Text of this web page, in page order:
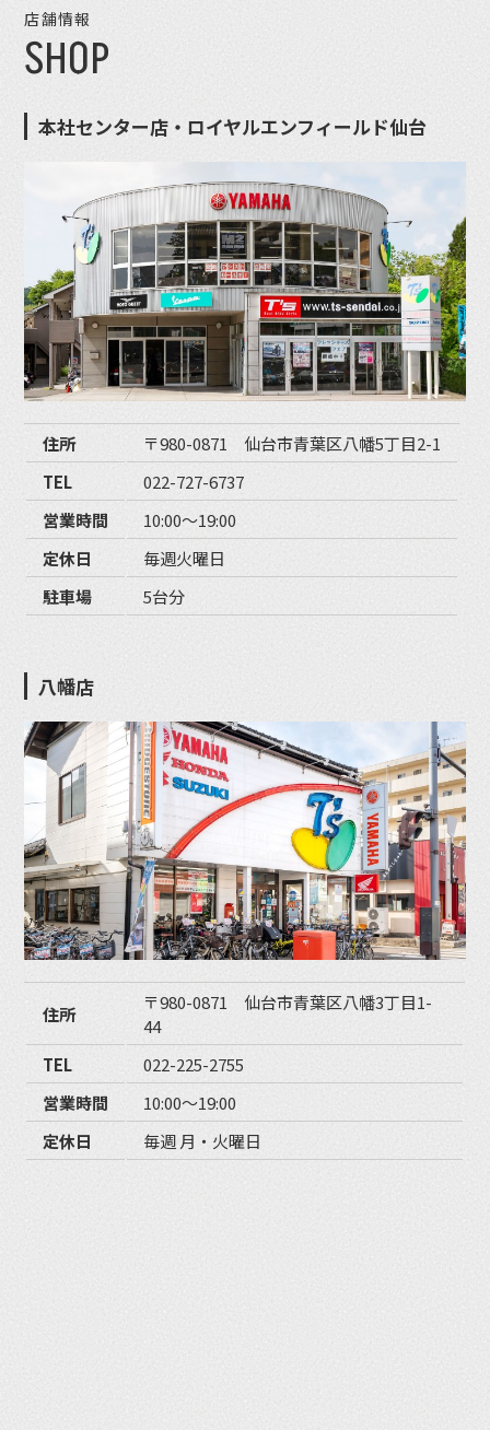
店舗情報
SHOP
本社センター店・ロイヤルエンフィールド仙台
住所
〒980-0871 仙台市青葉区八幡5丁目2-1
TEL
022-727-6737
営業時間
10:00〜19:00
定休日
毎週火曜日
駐車場
5台分
八幡店
住所
〒980-0871 仙台市青葉区八幡3丁目1-
44
TEL
022-225-2755
営業時間
10:00〜19:00
定休日
毎週 月・火曜日